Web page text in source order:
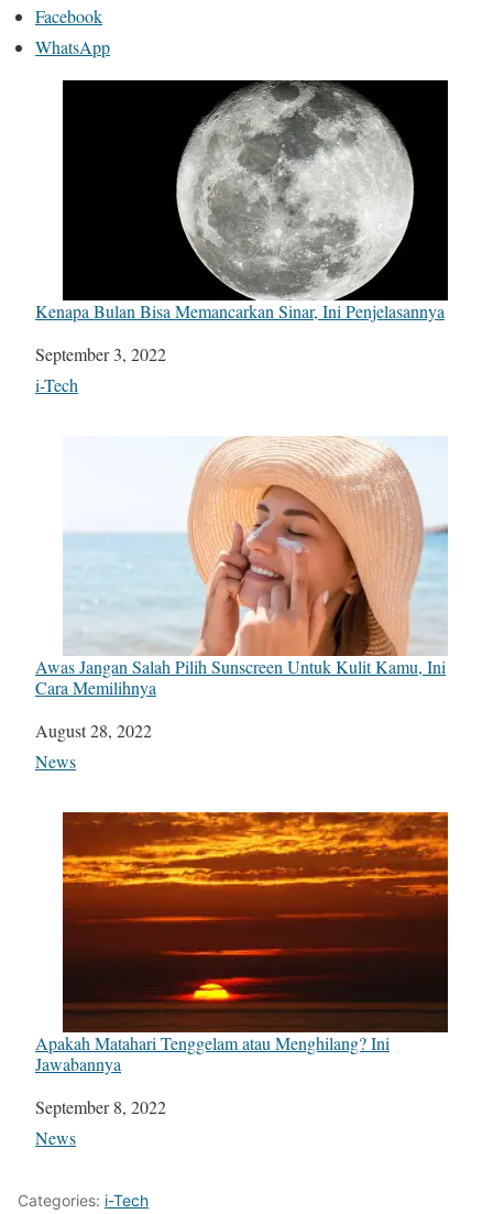
Facebook
WhatsApp
Kenapa Bulan Bisa Memancarkan Sinar, Ini Penjelasannya
Date
September 3, 2022
In relation to
i-Tech
Awas Jangan Salah Pilih Sunscreen Untuk Kulit Kamu, Ini
Cara Memilihnya
Date
August 28, 2022
In relation to
News
Apakah Matahari Tenggelam atau Menghilang? Ini
Jawabannya
Date
September 8, 2022
In relation to
News
Categories: i-Tech